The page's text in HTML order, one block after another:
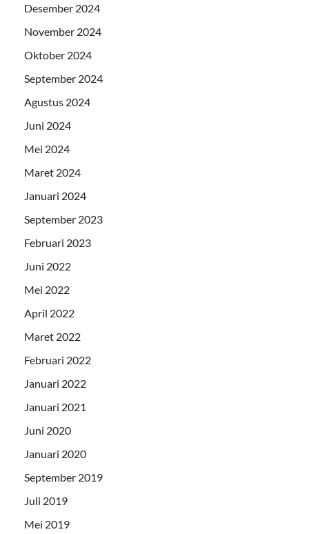
Desember 2024
November 2024
Oktober 2024
September 2024
Agustus 2024
Juni 2024
Mei 2024
Maret 2024
Januari 2024
September 2023
Februari 2023
Juni 2022
Mei 2022
April 2022
Maret 2022
Februari 2022
Januari 2022
Januari 2021
Juni 2020
Januari 2020
September 2019
Juli 2019
Mei 2019